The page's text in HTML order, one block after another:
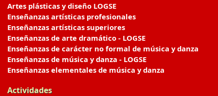
Artes plásticas y diseño LOGSE
Enseñanzas artísticas profesionales
Enseñanzas artísticas superiores
Enseñanzas de arte dramático - LOGSE
Enseñanzas de carácter no formal de música y danza
Enseñanzas de música y danza - LOGSE
Enseñanzas elementales de música y danza
Actividades